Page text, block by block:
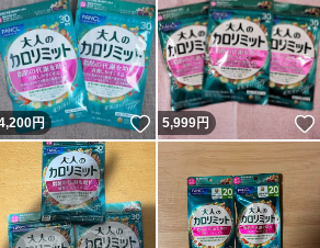
いね！
円 いいね！
5,999円